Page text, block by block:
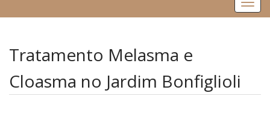
Tratamento Melasma e
Cloasma no Jardim Bonfiglioli